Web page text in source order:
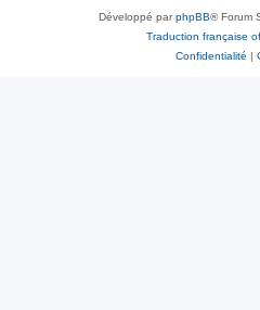
Développé parphpBB® Forum
Traduction française
Confidentialité |